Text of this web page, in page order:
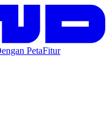
PetaFitur